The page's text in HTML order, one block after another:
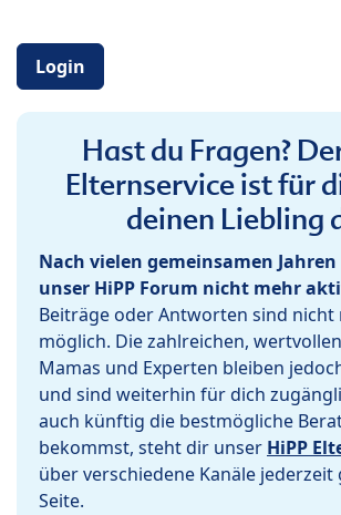
Login
Hast du Fragen?
Elternservice ist für
deinen Liebling
Nach vielen gemeinsamen
unser HiPP Forum nicht mehr
Beiträge oder Antworten sind nicht
möglich. Die zahlreichen,
Mamas und Experten bleiben
und sind weiterhin für dich
auch künftig die bestmögliche
bekommst, steht dir unser HiPP
über verschiedene Kanäle jederzeit
Seite.